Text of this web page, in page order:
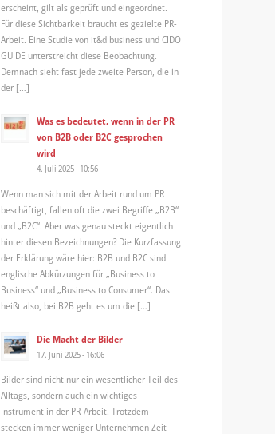
erscheint, gilt als geprüft und eingeordnet.
Für diese Sichtbarkeit braucht es gezielte PR-
Arbeit. Eine Studie von it&d business und CIDO
GUIDE unterstreicht diese Beobachtung.
Demnach sieht fast jede zweite Person, die in
der […]
Was es bedeutet, wenn in der PR
von B2B oder B2C gesprochen
wird
4. Juli 2025 - 10:56
Wenn man sich mit der Arbeit rund um PR
beschäftigt, fallen oft die zwei Begriffe „B2B“
und „B2C“. Aber was genau steckt eigentlich
hinter diesen Bezeichnungen? Die Kurzfassung
der Erklärung wäre hier: B2B und B2C sind
englische Abkürzungen für „Business to
Business“ und „Business to Consumer“. Das
heißt also, bei B2B geht es um die […]
Die Macht der Bilder
17. Juni 2025 - 16:06
Bilder sind nicht nur ein wesentlicher Teil des
Alltags, sondern auch ein wichtiges
Instrument in der PR-Arbeit. Trotzdem
stecken immer weniger Unternehmen Zeit